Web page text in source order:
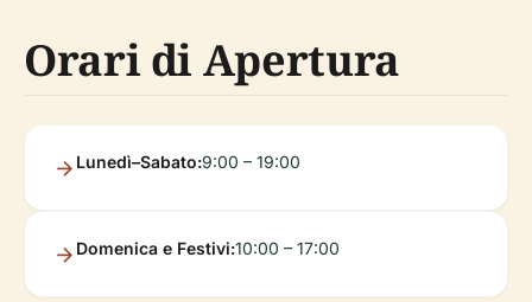
Orari di Apertura
Lunedì–Sabato:9:00 – 19:00
Domenica e Festivi:10:00 – 17:00